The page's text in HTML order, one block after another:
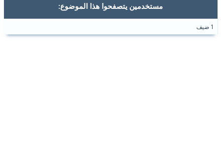
مستخدمين يتصفحوا هذا الموضوع: